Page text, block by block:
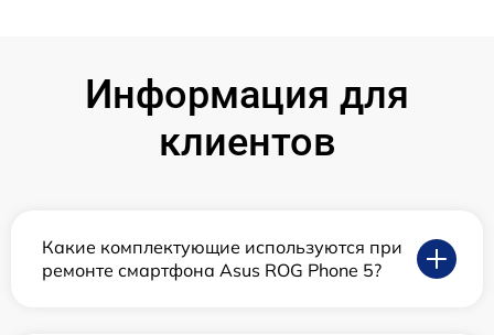
Информация для
клиентов
Какие комплектующие используются при
ремонте смартфона Asus ROG Phone 5?